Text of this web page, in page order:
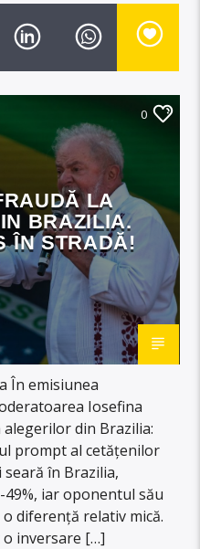
0
LA
BRAZILIA.
ÎN STRADĂ!
În emisiunea
Iosefina
din Brazilia:
prompt al cetățenilor
în Brazilia,
iar oponentul său
diferență relativ mică.
inversare […]